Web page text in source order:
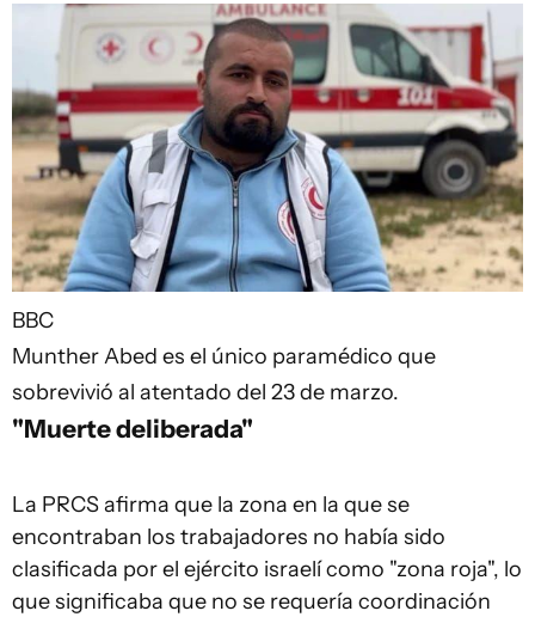
BBC
Munther Abed es el único paramédico que
sobrevivió al atentado del 23 de marzo.
"Muerte deliberada"
La PRCS afirma que la zona en la que se
encontraban los trabajadores no había sido
clasificada por el ejército israelí como "zona roja", lo
que significaba que no se requería coordinación